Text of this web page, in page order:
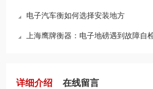
电子汽车衡如何选择安装地方
上海鹰牌衡器：电子地磅遇到故障自
详细介绍 在线留言